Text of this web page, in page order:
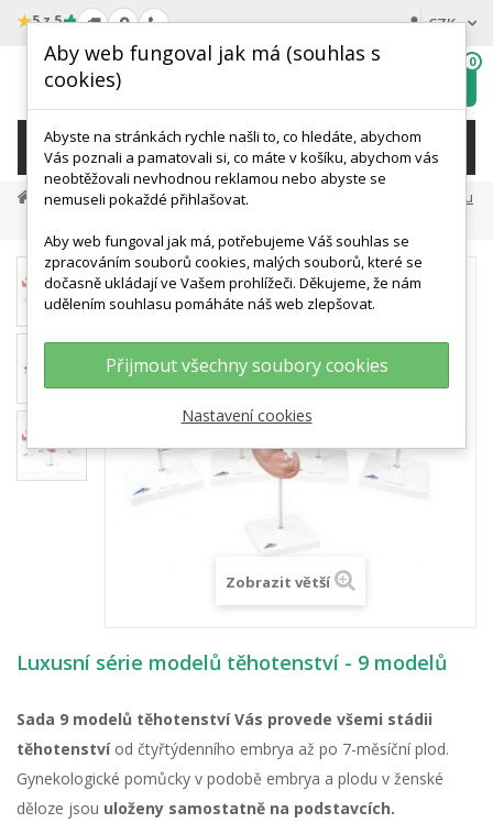
★5 z 5 CZK
wishlist
0
KATEGORIE
Anatomické Modely
Modely Těhotenství A Vývoje Plodu
Zobrazit větší
Luxusní série modelů těhotenství - 9 modelů
Sada 9 modelů těhotenství Vás provede všemi stádii
těhotenstvíod čtyřtýdenního embrya až po 7-měsíční plod.
Gynekologické pomůcky v podobě embrya a plodu v ženské
děloze jsou uloženy samostatně na podstavcích.
Aby web fungoval jak má (souhlas s
cookies)
Abyste na stránkách rychle našli to, co hledáte, abychom
Vás poznali a pamatovali si, co máte v košíku, abychom vás
neobtěžovali nevhodnou reklamou nebo abyste se
nemuseli pokaždé přihlašovat.
Aby web fungoval jak má, potřebujeme Váš souhlas se
zpracováním souborů cookies, malých souborů, které se
dočasně ukládají ve Vašem prohlížeči. Děkujeme, že nám
udělením souhlasu pomáháte náš web zlepšovat.
Přijmout všechny soubory cookies
Nastavení cookies